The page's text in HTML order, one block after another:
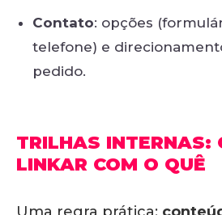
Contato: opções
telefone) e
pedido.
TRILHAS INTERNAS:
LINKAR COM O QUÊ